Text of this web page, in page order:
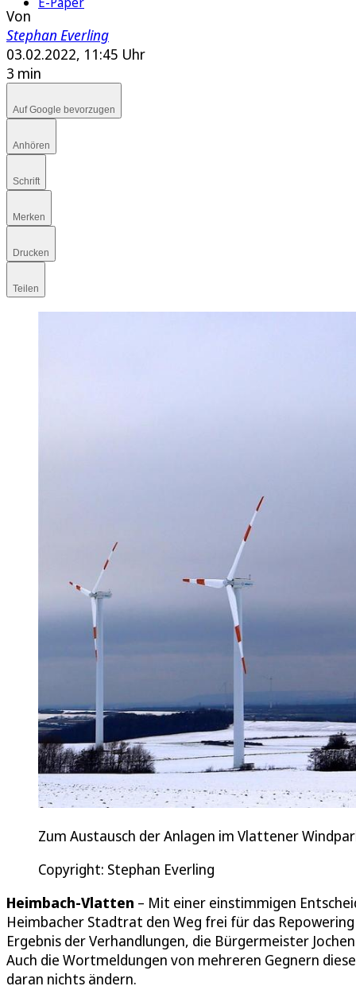
Von
Stephan Everling
03.02.2022, 11:45 Uhr
3 min
Auf Google bevorzugen
Anhören
Schrift
Merken
Drucken
Teilen
Zum Austausch der Anlagen im Vlattener
Copyright: Stephan Everling
Heimbach-Vlatten – Mit einer einstimmigen
Heimbacher Stadtrat den Weg frei für das
Ergebnis der Verhandlungen, die Bürgermeister
Auch die Wortmeldungen von mehreren Gegnern
daran nichts ändern.